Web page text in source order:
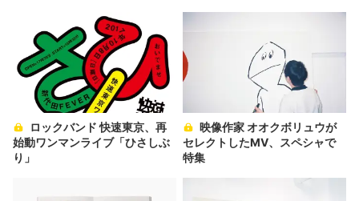
始動ワンマンライブ「ひさしぶ
り」
セレクトしたMV、スペシャで
特集